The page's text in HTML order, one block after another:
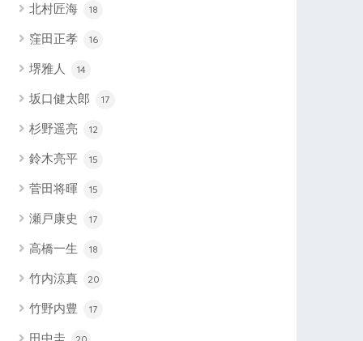
北村匠海 18
窪田正孝 16
堺雅人 14
坂口健太郎 17
杉野遥亮 12
鈴木亮平 15
菅田将暉 15
瀬戸康史 17
高橋一生 18
竹内涼真 20
竹野内豊 17